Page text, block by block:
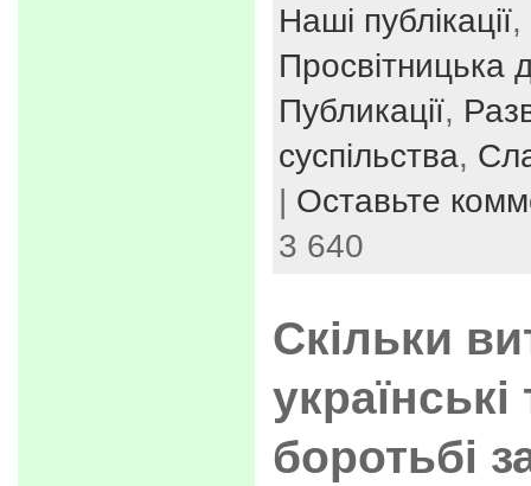
Наші публікації,
Просвітницька
Публикації,
суспільства,
| Оставьте
3 640
Скільки
боротьбі